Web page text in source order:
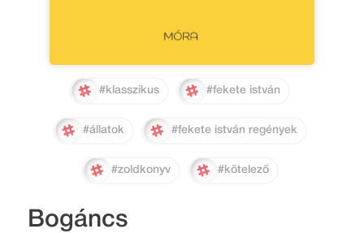
#klasszikus #fekete istván
#állatok #fekete istván regények
#zoldkonyv #kötelező
Bogáncs